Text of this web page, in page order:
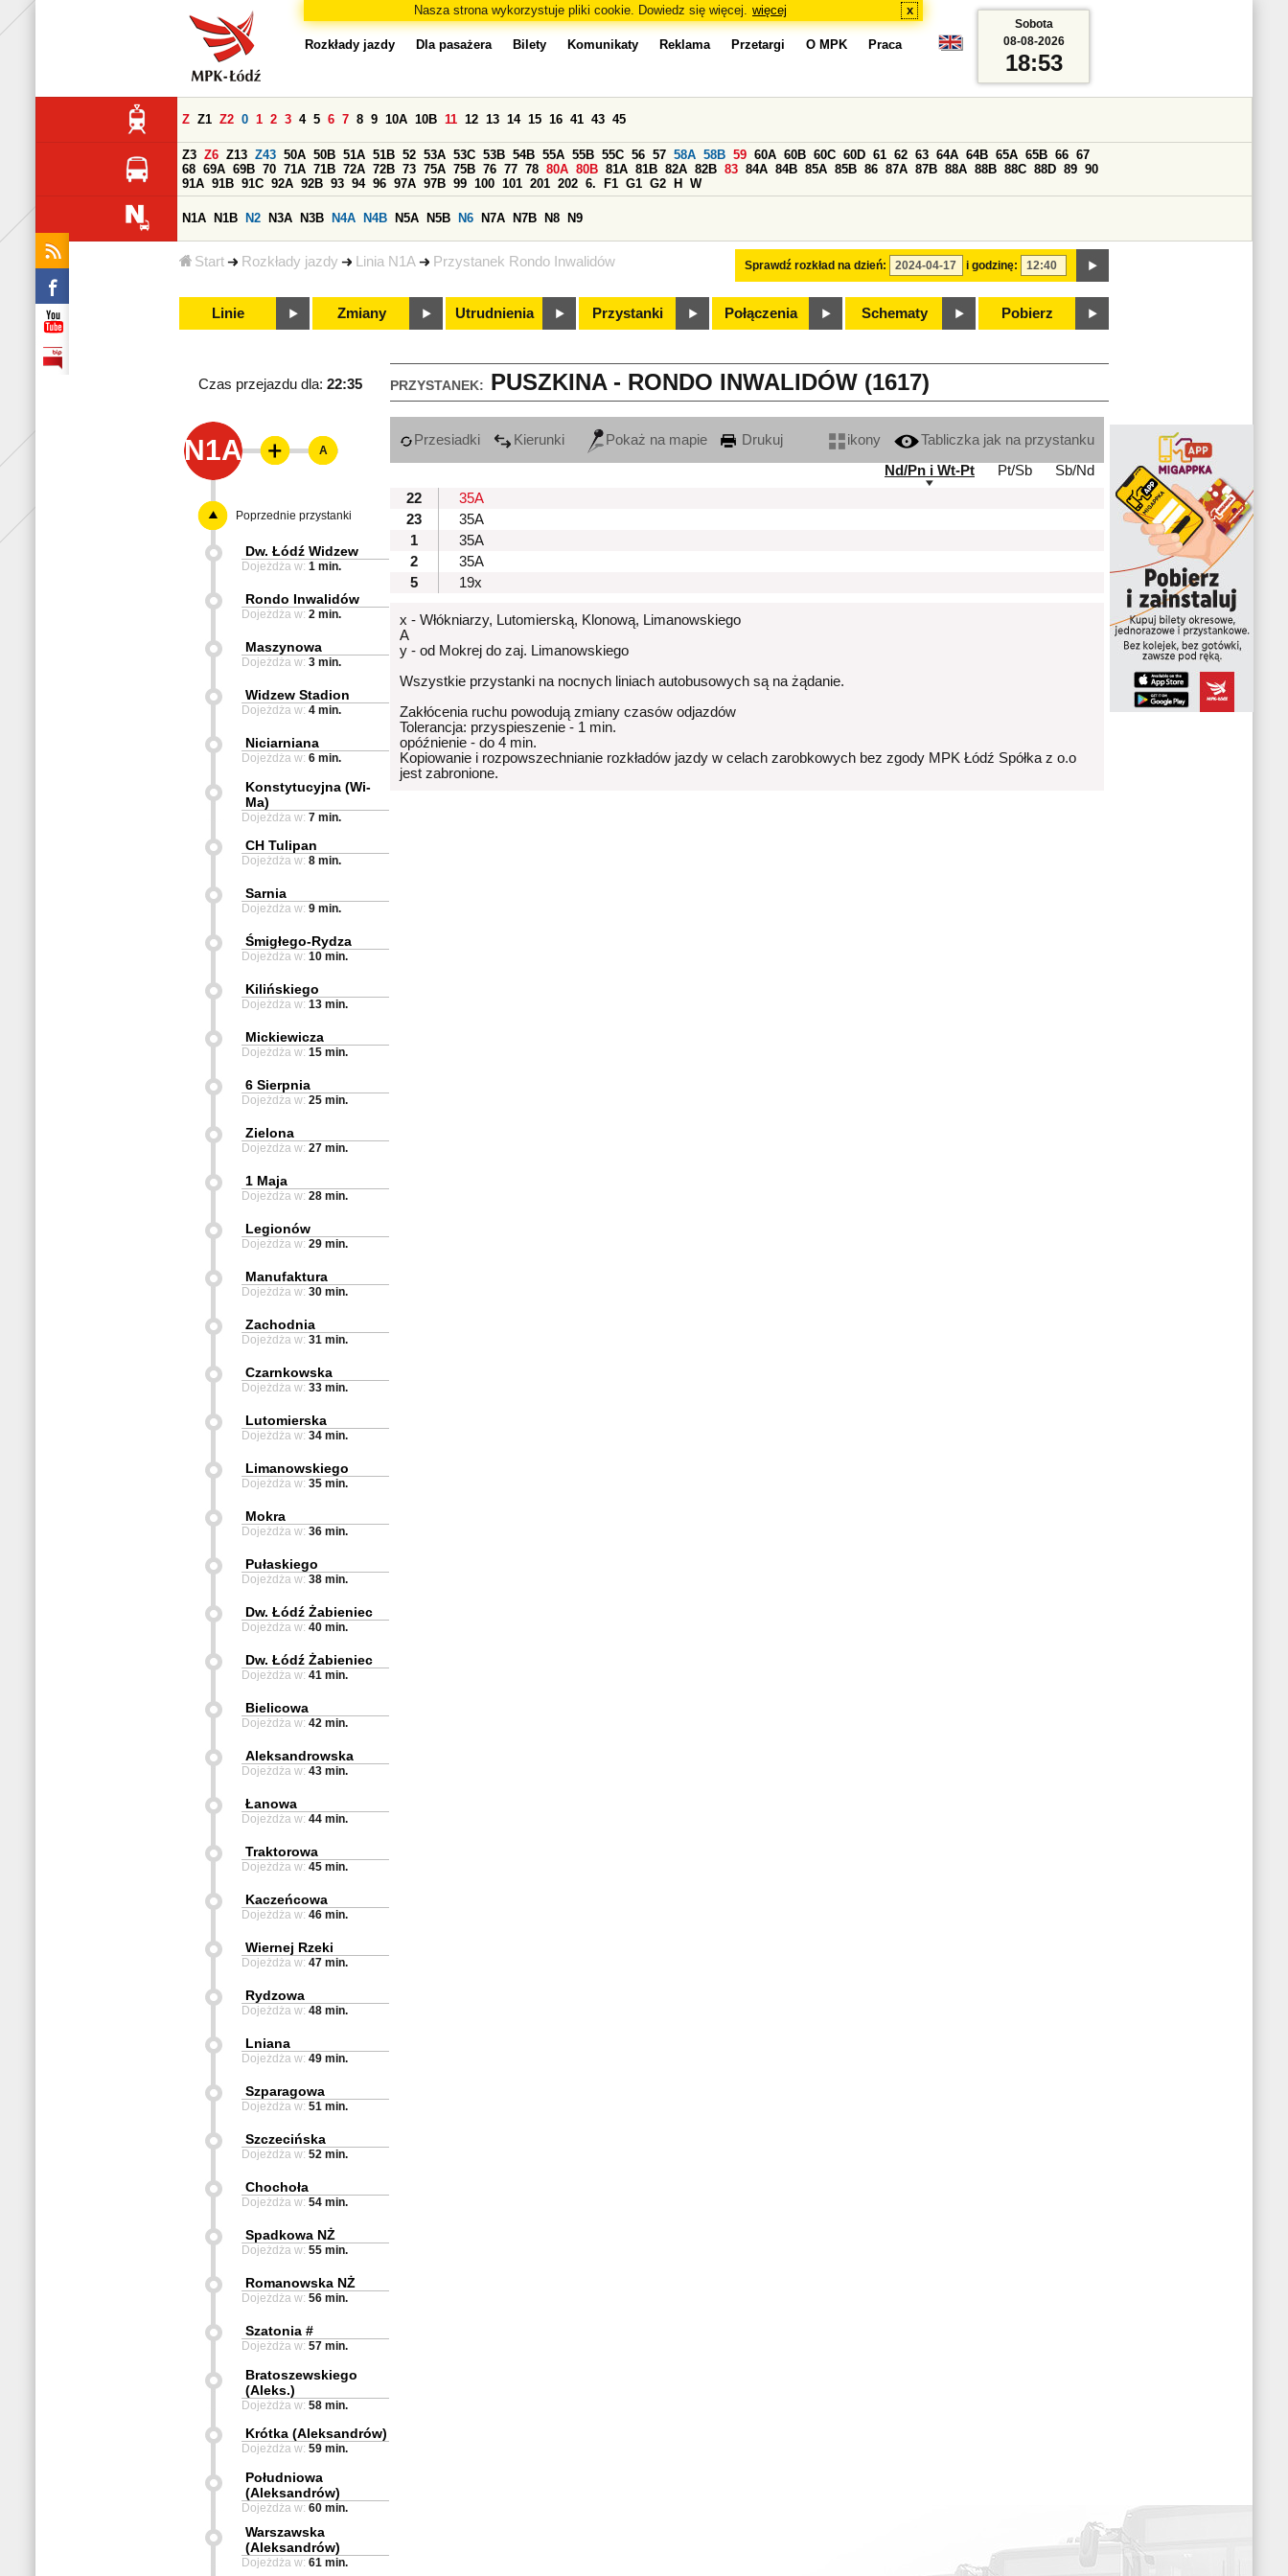
Nasza strona wykorzystuje pliki cookie. Dowiedz się więcej. więcej x
Start Rozkłady jazdy Linia N1A Przystanek Rondo Inwalidów
Rozkłady jazdy Dla pasażera Bilety Komunikaty Reklama Przetargi O MPK Praca
Sprawdź rozkład na dzień: i godzinę:
Z Z1 Z2 0 1 2 3 4 5 6 7 8 9 10A 10B 11 12 13 14 15 16 41 43 45
Z3 Z6 Z13 Z43 50A 50B 51A 51B 52 53A 53C 53B 54B 55A 55B 55C 56 57 58A 58B 59 60A 60B 60C 60D 61 62 63 64A 64B 65A 65B 66 67
68 69A 69B 70 71A 71B 72A 72B 73 75A 75B 76 77 78 80A 80B 81A 81B 82A 82B 83 84A 84B 85A 85B 86 87A 87B 88A 88B 88C 88D 89 90
91A 91B 91C 92A 92B 93 94 96 97A 97B 99 100 101 201 202 6. F1 G1 G2 H W
N1A N1B N2 N3A N3B N4A N4B N5A N5B N6 N7A N7B N8 N9
Linie Zmiany Utrudnienia Przystanki Połączenia Schematy Pobierz
Sobota
08-08-2026
18:53
PRZYSTANEK: PUSZKINA - RONDO INWALIDÓW (1617)
Czas przejazdu dla: 22:35
N1A Przesiadki Kierunki Pokaż na mapie Drukuj ikony
Tabliczka jak na przystanku
Nd/Pn i Wt-Pt
Pt/Sb
Sb/Nd
22
35A
23
35A
1
35A
2
35A
5
19x
x - Włókniarzy, Lutomierską, Klonową, Limanowskiego
A
y - od Mokrej do zaj. Limanowskiego
Wszystkie przystanki na nocnych liniach autobusowych są na żądanie.
Zakłócenia ruchu powodują zmiany czasów odjazdów
Tolerancja: przyspieszenie - 1 min.
opóźnienie - do 4 min.
Kopiowanie i rozpowszechnianie rozkładów jazdy w celach zarobkowych bez zgody MPK Łódź Spółka z o.o
jest zabronione.
A
Poprzednie przystanki
Dw. Łódź Widzew
Dojeżdża w: 1 min.
Rondo Inwalidów
Dojeżdża w: 2 min.
Maszynowa
Dojeżdża w: 3 min.
Widzew Stadion
Dojeżdża w: 4 min.
Niciarniana
Dojeżdża w: 6 min.
Konstytucyjna (Wi-
Ma)
Dojeżdża w: 7 min.
CH Tulipan
Dojeżdża w: 8 min.
Sarnia
Dojeżdża w: 9 min.
Śmigłego-Rydza
Dojeżdża w: 10 min.
Kilińskiego
Dojeżdża w: 13 min.
Mickiewicza
Dojeżdża w: 15 min.
6 Sierpnia
Dojeżdża w: 25 min.
Zielona
Dojeżdża w: 27 min.
1 Maja
Dojeżdża w: 28 min.
Legionów
Dojeżdża w: 29 min.
Manufaktura
Dojeżdża w: 30 min.
Zachodnia
Dojeżdża w: 31 min.
Czarnkowska
Dojeżdża w: 33 min.
Lutomierska
Dojeżdża w: 34 min.
Limanowskiego
Dojeżdża w: 35 min.
Mokra
Dojeżdża w: 36 min.
Pułaskiego
Dojeżdża w: 38 min.
Dw. Łódź Żabieniec
Dojeżdża w: 40 min.
Dw. Łódź Żabieniec
Dojeżdża w: 41 min.
Bielicowa
Dojeżdża w: 42 min.
Aleksandrowska
Dojeżdża w: 43 min.
Łanowa
Dojeżdża w: 44 min.
Traktorowa
Dojeżdża w: 45 min.
Kaczeńcowa
Dojeżdża w: 46 min.
Wiernej Rzeki
Dojeżdża w: 47 min.
Rydzowa
Dojeżdża w: 48 min.
Lniana
Dojeżdża w: 49 min.
Szparagowa
Dojeżdża w: 51 min.
Szczecińska
Dojeżdża w: 52 min.
Chochoła
Dojeżdża w: 54 min.
Spadkowa NŻ
Dojeżdża w: 55 min.
Romanowska NŻ
Dojeżdża w: 56 min.
Szatonia #
Dojeżdża w: 57 min.
Bratoszewskiego
(Aleks.)
Dojeżdża w: 58 min.
Krótka (Aleksandrów)
Dojeżdża w: 59 min.
Południowa
(Aleksandrów)
Dojeżdża w: 60 min.
Warszawska
(Aleksandrów)
Dojeżdża w: 61 min.